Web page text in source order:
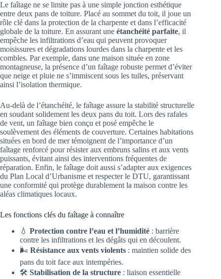
Le faîtage ne se limite pas à une simple jonction esthétique
entre deux pans de toiture. Placé au sommet du toit, il joue un
rôle clé dans la protection de la charpente et dans l’efficacité
globale de la toiture. En assurant une étanchéité parfaite, il
empêche les infiltrations d’eau qui peuvent provoquer
moisissures et dégradations lourdes dans la charpente et les
combles. Par exemple, dans une maison située en zone
montagneuse, la présence d’un faîtage robuste permet d’éviter
que neige et pluie ne s’immiscent sous les tuiles, préservant
ainsi l’isolation thermique.
Au-delà de l’étanchéité, le faîtage assure la stabilité structurelle
en soudant solidement les deux pans du toit. Lors des rafales
de vent, un faîtage bien conçu et posé empêche le
soulèvement des éléments de couverture. Certaines habitations
situées en bord de mer témoignent de l’importance d’un
faîtage renforcé pour résister aux embruns salins et aux vents
puissants, évitant ainsi des interventions fréquentes de
réparation. Enfin, le faîtage doit aussi s’adapter aux exigences
du Plan Local d’Urbanisme et respecter le DTU, garantissant
une conformité qui protège durablement la maison contre les
aléas climatiques locaux.
Les fonctions clés du faîtage à connaître
💧 Protection contre l’eau et l’humidité : barrière
contre les infiltrations et les dégâts qui en découlent.
🌬️ Résistance aux vents violents : maintien solide des
pans du toit face aux intempéries.
🛠️ Stabilisation de la structure : liaison essentielle